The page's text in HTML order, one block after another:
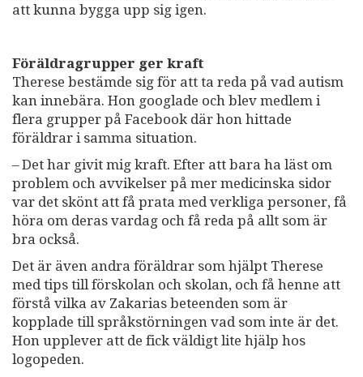
att kunna bygga upp sig igen.
Föräldragrupper ger kraft
Therese bestämde sig för att ta reda på vad autism
kan innebära. Hon googlade och blev medlem i
flera grupper på Facebook där hon hittade
föräldrar i samma situation.
– Det har givit mig kraft. Efter att bara ha läst om
problem och avvikelser på mer medicinska sidor
var det skönt att få prata med verkliga personer, få
höra om deras vardag och få reda på allt som är
bra också.
Det är även andra föräldrar som hjälpt Therese
med tips till förskolan och skolan, och få henne att
förstå vilka av Zakarias beteenden som är
kopplade till språkstörningen vad som inte är det.
Hon upplever att de fick väldigt lite hjälp hos
logopeden.